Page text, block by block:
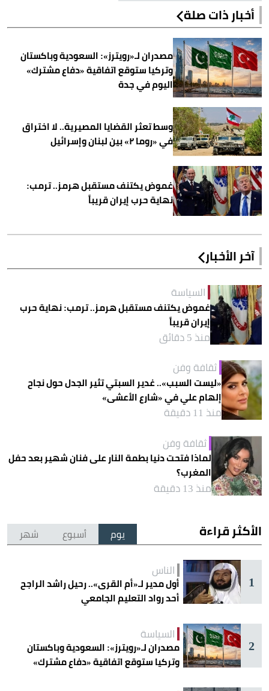
أخبار ذات صلة
مصدران لـ«رويترز»: السعودية وباكستان
وتركيا ستوقع اتفاقية «دفاع مشترك»
اليوم في جدة
وسط تعثر القضايا المصيرية.. لا اختراق
في «روما ٢» بين لبنان وإسرائيل
غموض يكتنف مستقبل هرمز.. ترمب:
نهاية حرب إيران قريباً
آخر الأخبار
السياسة
غموض يكتنف مستقبل هرمز.. ترمب: نهاية حرب
إيران قريباً
منذ 5 دقائق
ثقافة وفن
«ليست السبب».. غدير السبتي تثير الجدل حول نجاح
إلهام علي في «شارع الأعشى»
منذ 11 دقيقة
ثقافة وفن
لماذا فتحت دنيا بطمة النار على فنان شهير بعد حفل
المغرب؟
منذ 13 دقيقة
الأكثر قراءة يوم أسبوع شهر
1
الناس
أول مدير لـ«أم القرى».. رحيل راشد الراجح
أحد رواد التعليم الجامعي
2
السياسة
مصدران لـ«رويترز»: السعودية وباكستان
وتركيا ستوقع اتفاقية «دفاع مشترك»